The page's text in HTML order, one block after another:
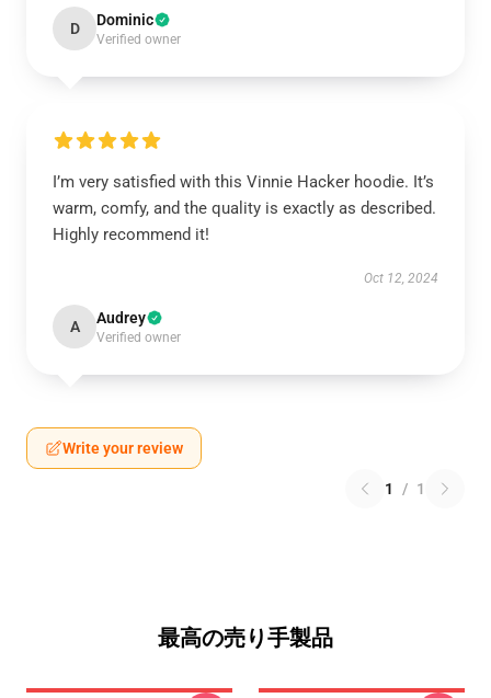
D Dominic
Verified owner
I’m very satisfied with this Vinnie Hacker hoodie. It’s
warm, comfy, and the quality is exactly as described.
Highly recommend it!
Oct 12, 2024
A Audrey
Verified owner
Write your review
1 / 1
最高の売り手製品